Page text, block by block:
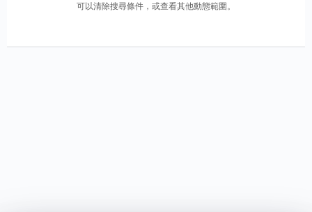
可以清除搜尋條件，或查看其他動態範圍。